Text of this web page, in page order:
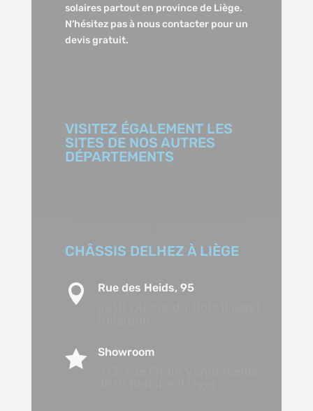
solaires partout en province de Liège.
N’hésitez pas à nous contacter pour un
devis gratuit.
VISITEZ ÉGALEMENT LES
SITES DE NOS AUTRES
DÉPARTEMENTS
CHÂSSIS DELHEZ À LIÈGE
 Rue des Heids, 95
 Showroom